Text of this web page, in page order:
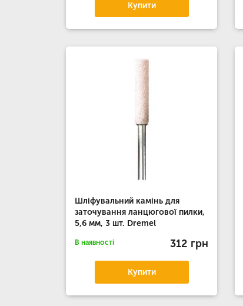
Купити
Шліфувальний камінь для
заточування ланцюгової пилки,
5,6 мм, 3 шт. Dremel
В наявності 312 грн
Купити